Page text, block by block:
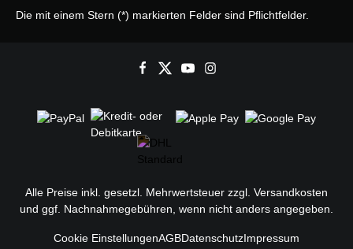
Die mit einem Stern (*) markierten Felder sind Pflichtfelder.
Alle Preise inkl. gesetzl. Mehrwertsteuer zzgl. Versandkosten
und ggf. Nachnahmegebühren, wenn nicht anders angegeben.
Cookie EinstellungenAGBDatenschutzImpressum